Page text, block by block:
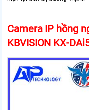
Camera IP hồng
KBVISION KX-